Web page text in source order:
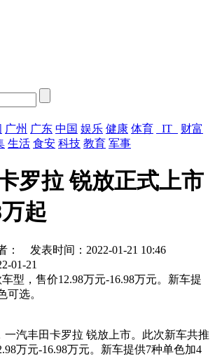
广州 广东 中国 娱乐 健康 体育 IT
财富
生活 食安 科技 教育 军事
罗拉 锐放正式上市
起
：
发表时间：2022-01-21 10:46
01-21
型，售价12.98万元-16.98万元。新车提
可选。
一汽丰田卡罗拉 锐放上市。此次新车共推
万元-16.98万元。新车提供7种单色加4